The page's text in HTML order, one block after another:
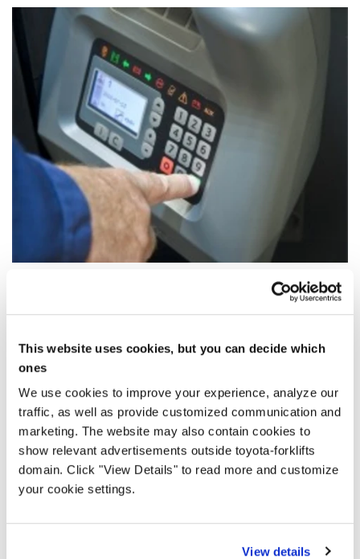
This website uses cookies, but you can decide which
ones
We use cookies to improve your experience, analyze our
traffic, as well as provide customized communication and
marketing. The website may also contain cookies to
show relevant advertisements outside toyota-forklifts
domain. Click "View Details" to read more and customize
your cookie settings.
View details
Operatöre göre ayarlanmış performans
Direksiyon hassasiyeti, hızlanma, maksimum hız ve fren
ayarlanabilir.